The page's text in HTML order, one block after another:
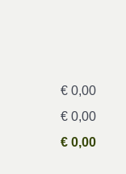
€ 0,00
€ 0,00
€ 0,00